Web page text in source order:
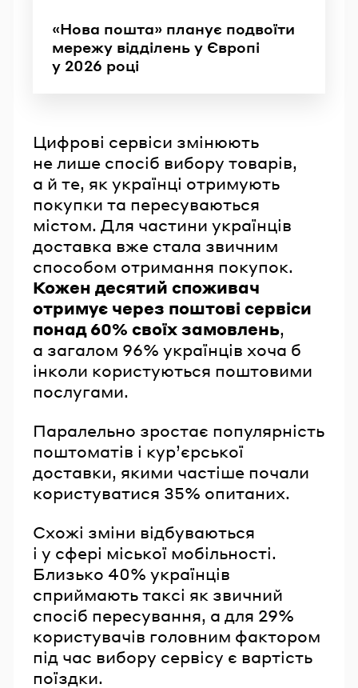
«Нова пошта» планує подвоїти
мережу відділень у Європі
у 2026 році
Цифрові сервіси змінюють
не лише спосіб вибору товарів,
а й те, як українці отримують
покупки та пересуваються
містом. Для частини українців
доставка вже стала звичним
способом отримання покупок.
Кожен десятий споживач
отримує через поштові сервіси
понад 60% своїх замовлень,
а загалом 96% українців хоча б
інколи користуються поштовими
послугами.
Паралельно зростає популярність
поштоматів і кур’єрської
доставки, якими частіше почали
користуватися 35% опитаних.
Схожі зміни відбуваються
і у сфері міської мобільності.
Близько 40% українців
сприймають таксі як звичний
спосіб пересування, а для 29%
користувачів головним фактором
під час вибору сервісу є вартість
поїздки.